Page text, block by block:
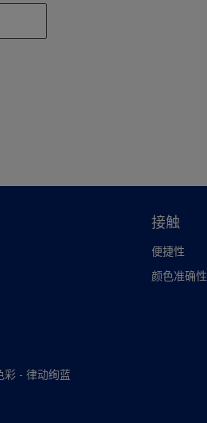
彩 - 律动绚蓝
接触
便捷性
颜色准确性